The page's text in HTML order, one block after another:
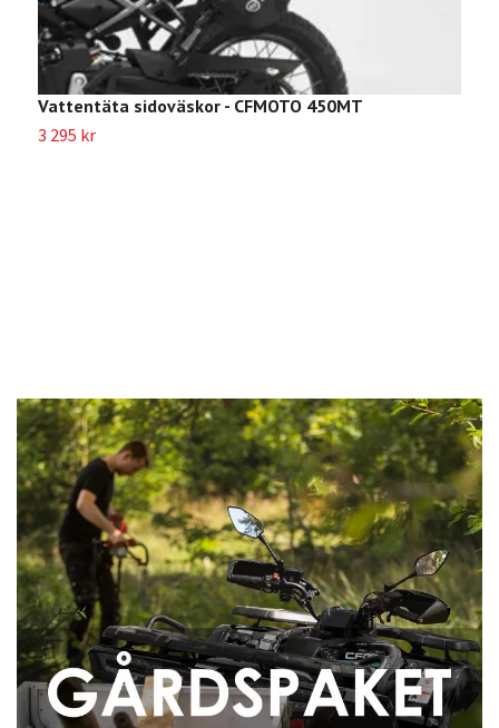
Vattentäta sidoväskor - CFMOTO 450MT
3 295 kr